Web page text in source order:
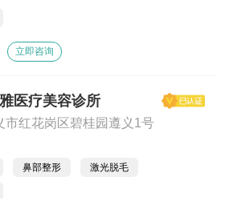
立即咨询
医疗美容诊所
市红花岗区碧桂园遵义1号
鼻部整形 激光脱毛